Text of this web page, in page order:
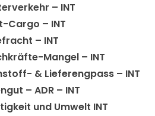
– INT
Cargo – INT
– INT
Mangel – INT
& Lieferengpass – INT
– ADR – INT
und Umwelt INT